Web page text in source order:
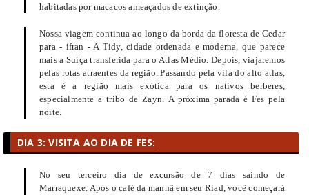
habitadas por macacos ameaçados de extinção.
Nossa viagem continua ao longo da borda da floresta de Cedar
para - ifran - A Tidy, cidade ordenada e moderna, que parece
mais a Suíça transferida para o Atlas Médio. Depois, viajaremos
pelas rotas atraentes da região. Passando pela vila do alto atlas,
esta é a região mais exótica para os nativos berberes,
especialmente a tribo de Zayn. A próxima parada é Fes pela
noite.
DIA 3: VISITA AO DIA DE FES:
No seu terceiro dia de excursão de 7 dias saindo de
Marraquexe. Após o café da manhã em seu Riad, você começará